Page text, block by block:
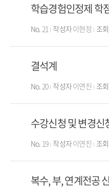
학습경험인정제 학
No. 21 작성자이현정 조
결석계
No. 20 작성자이연진 조
수강신청 및 변경신
No. 19 작성자이연진 조
복수, 부, 연계전공